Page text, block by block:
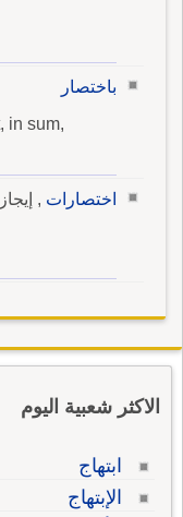
باختصار
in sum,
اختصارات ,
الاكثر شعبية اليوم
ابتهاج
الإبتهاج